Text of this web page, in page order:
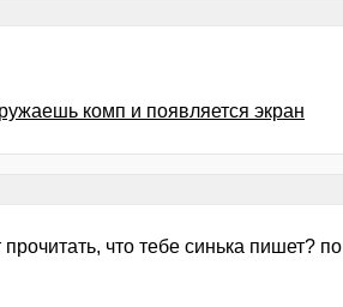
комп и появляется экран
что тебе синька пишет? по